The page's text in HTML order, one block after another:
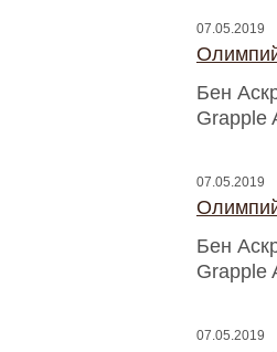
07.05.2019
Бен
Grapple
07.05.2019
Бен
Grapple
07.05.2019